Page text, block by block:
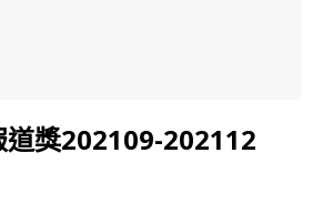
道獎202109-202112